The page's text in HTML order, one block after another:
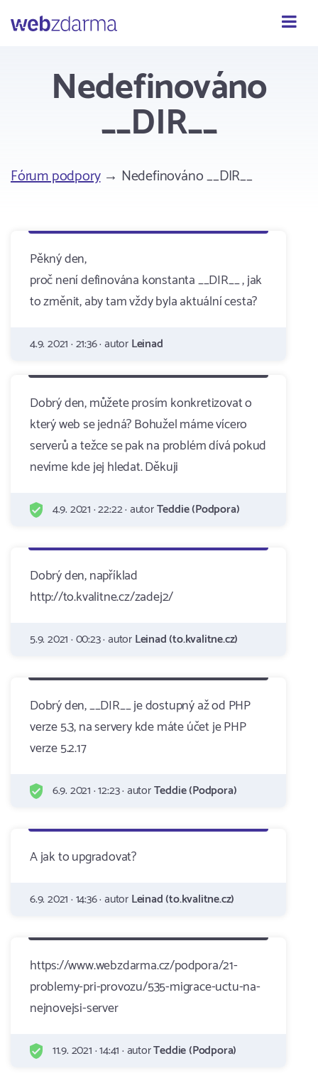
Webzdarma
Nedefinováno
__DIR__
Fórum podpory→ Nedefinováno __DIR__
Pěkný den,
proč není definována konstanta __DIR__ , jak
to změnit, aby tam vždy byla aktuální cesta?
4.9. 2021 · 21:36 · autorLeinad
Dobrý den, můžete prosím konkretizovat o
který web se jedná? Bohužel máme vícero
serverů a težce se pak na problém dívá pokud
nevíme kde jej hledat. Děkuji
4.9. 2021 · 22:22 · autorTeddie (Podpora)
Dobrý den, například
http://to.kvalitne.cz/zadej2/
5.9. 2021 · 00:23 · autorLeinad (to.kvalitne.cz)
Dobrý den, __DIR__ je dostupný až od PHP
verze 5.3, na servery kde máte účet je PHP
verze 5.2.17
6.9. 2021 · 12:23 · autorTeddie (Podpora)
A jak to upgradovat?
6.9. 2021 · 14:36 · autorLeinad (to.kvalitne.cz)
https://www.webzdarma.cz/podpora/21-
problemy-pri-provozu/535-migrace-uctu-na-
nejnovejsi-server
11.9. 2021 · 14:41 · autorTeddie (Podpora)